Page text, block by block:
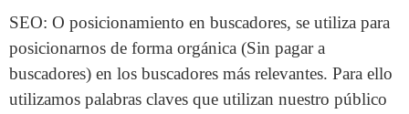
SEO: O posicionamiento en buscadores, se utiliza para
posicionarnos de forma orgánica (Sin pagar a
buscadores) en los buscadores más relevantes. Para ello
utilizamos palabras claves que utilizan nuestro público